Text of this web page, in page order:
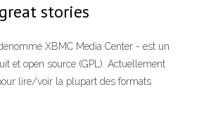
stories
XBMC Media Center - est un
et open source (GPL). Actuellement
lire/voir la plupart des formats